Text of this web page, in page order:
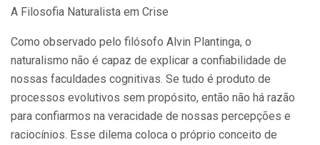
A Filosofia Naturalista em Crise
Como observado pelo filósofo Alvin Plantinga, o
naturalismo não é capaz de explicar a confiabilidade de
nossas faculdades cognitivas. Se tudo é produto de
processos evolutivos sem propósito, então não há razão
para confiarmos na veracidade de nossas percepções e
raciocínios. Esse dilema coloca o próprio conceito de